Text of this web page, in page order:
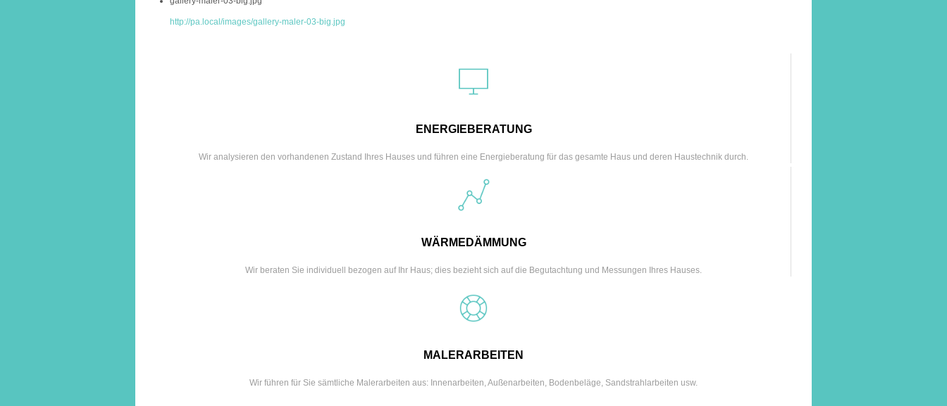
http://pa.local/images/gallery-maler-03-big.jpg
ENERGIEBERATUNG
Wir analysieren den vorhandenen Zustand Ihres Hauses und führen eine Energieberatung für das gesamte Haus und deren Haustechnik durch.
WÄRMEDÄMMUNG
Wir beraten Sie individuell bezogen auf Ihr Haus; dies bezieht sich auf die Begutachtung und Messungen Ihres Hauses.
MALERARBEITEN
Wir führen für Sie sämtliche Malerarbeiten aus: Innenarbeiten, Außenarbeiten, Bodenbeläge, Sandstrahlarbeiten usw.